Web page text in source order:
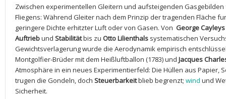
Zwischen ⁣experimentellen Gleitern und ⁣aufsteigenden
Fliegens: Während Gleiter⁢ nach dem ⁢Prinzip ⁣der tragenden Fläche
⁢geringere Dichte⁢ erhitzter Luft oder von Gasen. Von ⁤ George​ Cayleys
Auftriebund Stabilitätbis⁢ zu Otto Lilienthals ⁤systematischen
Gewichtsverlagerung wurde die Aerodynamik empirisch
Montgolfier-Brüder mit​ dem Heißluftballon ‌(1783) und Jacques
Atmosphäre in ​ein ​neues Experimentierfeld: Die Hüllen ‍aus‍ Papier,
trugen ​die Gondeln,⁢ doch Steuerbarkeitblieb⁤ begrenzt; wind und
Sicherheit.